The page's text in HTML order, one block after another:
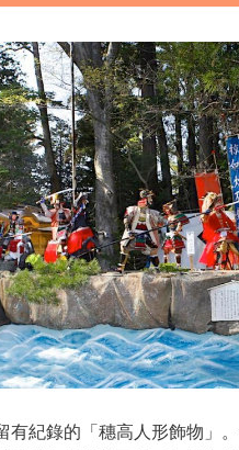
紀錄的「穗高人形飾物